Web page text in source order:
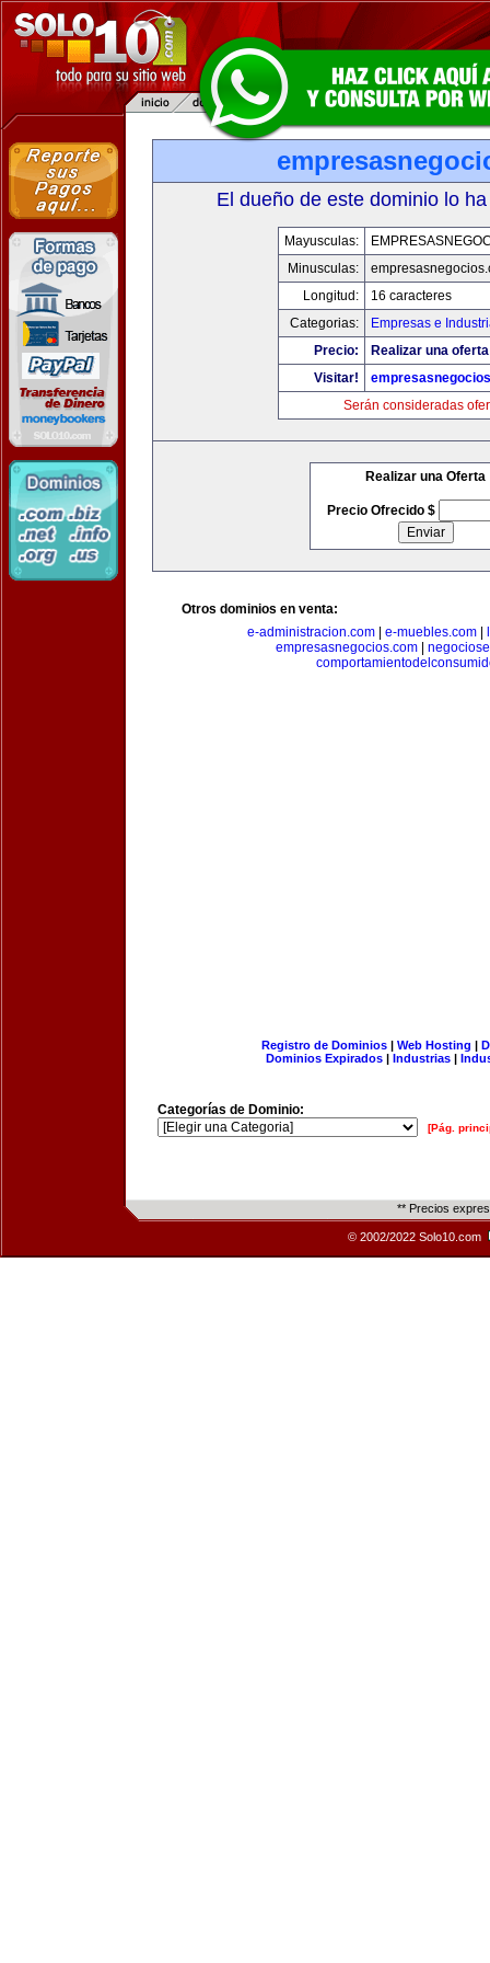
El dueño de este dominio lo
Mayusculas:
Minusculas:
Longitud:
16 caracteres
Categorias:
Empresas e
Precio:
Realizar una
Visitar!
Serán consideradas
Realizar una Oferta
Precio Ofrecido $
Otros dominios en venta:
e-administracion.com| e-muebles.com|
empresasnegocios.com|
Registro de Dominios| Web Hosting |
Dominios Expirados | Industrias |
Categorías de Dominio:
[Pág.
** Precios
© 2002/2022 Solo10.com